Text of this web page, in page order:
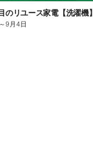
のリユース家電【洗濯機
～9月4日